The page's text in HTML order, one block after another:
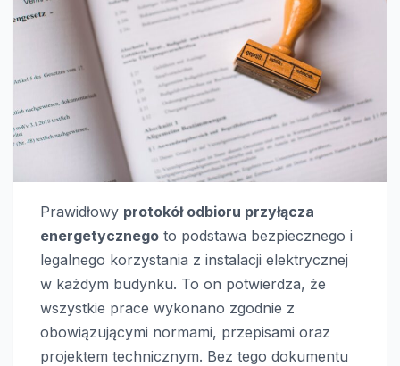
Prawidłowy protokół odbioru przyłącza
energetycznego to podstawa bezpiecznego i
legalnego korzystania z instalacji elektrycznej
w każdym budynku. To on potwierdza, że
wszystkie prace wykonano zgodnie z
obowiązującymi normami, przepisami oraz
projektem technicznym. Bez tego dokumentu